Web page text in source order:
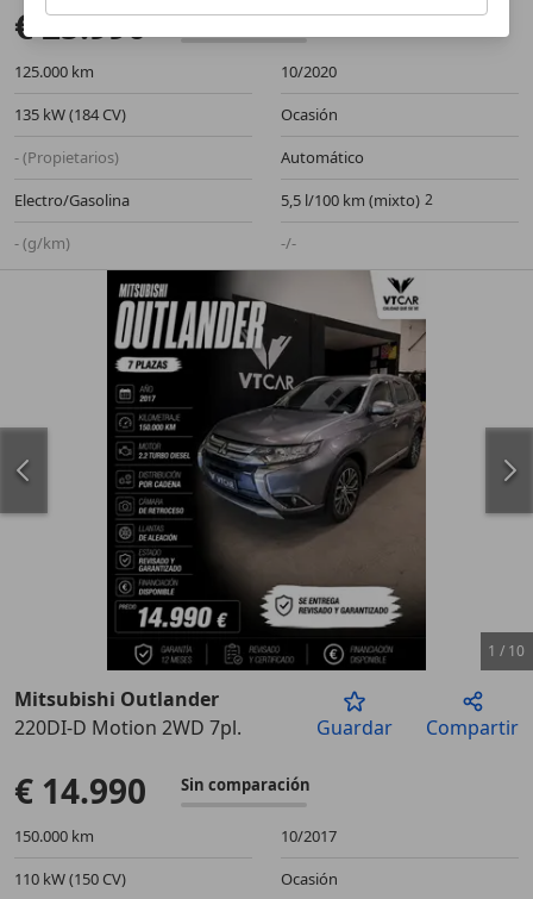
€ 25.990 Sin comparación
125.000 km
10/2020
135 kW (184 CV)
Ocasión
- (Propietarios)
Automático
Electro/Gasolina
5,5 l/100 km (mixto)
- (g/km)
-/-
Anterior
1 / 10
Mitsubishi Outlander
220DI-D Motion 2WD 7pl.
Guardar Compartir
€ 14.990 Sin comparación
150.000 km
10/2017
110 kW (150 CV)
Ocasión